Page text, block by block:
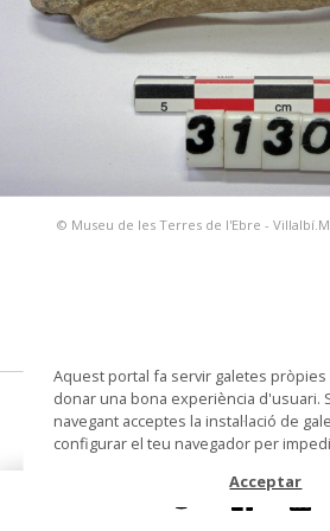
© Museu de les Terres de l'Ebre -
grapa de
Datació romà
Aquest portal fa servir galetes
donar una bona experiència d'usuari.
navegant acceptes la instal·lació de
configurar el teu navegador per
Acceptar